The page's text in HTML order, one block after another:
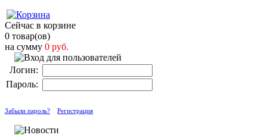
Сейчас в корзине
0 товар(ов)
на сумму 0 руб.
Логин:
Пароль:
Забыли пароль? Регистрация